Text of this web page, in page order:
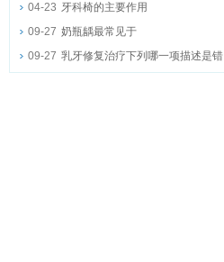
04-23 牙科椅的主要作用
09-27 奶瓶龋最常见于
09-27 乳牙修复治疗下列哪一项描述是错